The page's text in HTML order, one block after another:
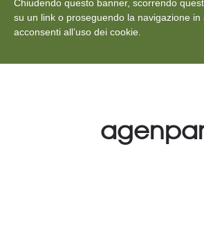
Chiudendo questo banner, scorrendo
su un link o proseguendo la navigazione in
acconsenti all’uso dei cookie.